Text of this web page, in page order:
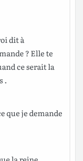
dità
? Elle te
ce serait la
.
que jedemande